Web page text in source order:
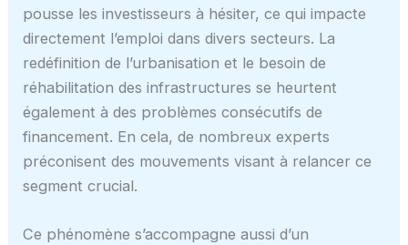
pousse les investisseurs à hésiter, ce qui impacte
directement l’emploi dans divers secteurs. La
redéfinition de l’urbanisation et le besoin de
réhabilitation des infrastructures se heurtent
également à des problèmes consécutifs de
financement. En cela, de nombreux experts
préconisent des mouvements visant à relancer ce
segment crucial.
Ce phénomène s’accompagne aussi d’un